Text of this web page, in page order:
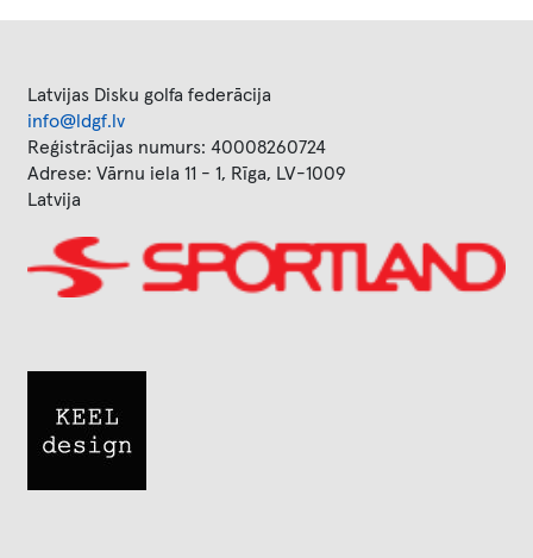
Latvijas Disku golfa federācija
info@ldgf.lv
Reģistrācijas numurs: 40008260724
Adrese: Vārnu iela 11 - 1, Rīga, LV-1009
Latvija
Image